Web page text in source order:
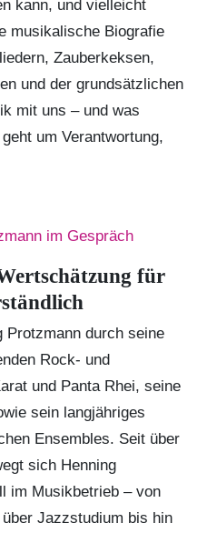
kann, und vielleicht
musikalische Biografie
Zauberkeksen,
und der grundsätzlichen
mit uns – und was
um Verantwortung,
für
Protzmann durch seine
Rock- und
und Panta Rhei, seine
sein langjähriges
Ensembles. Seit über
sich Henning
im Musikbetrieb – von
Jazzstudium bis hin